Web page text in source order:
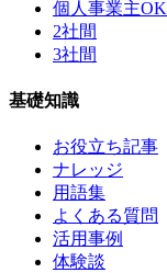
個人事業主OK
2社間
3社間
基礎知識
お役立ち記事
ナレッジ
用語集
よくある質問
活用事例
体験談